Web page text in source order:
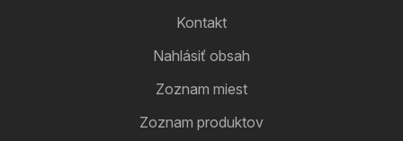
Kontakt
Nahlásiť obsah
Zoznam miest
Zoznam produktov